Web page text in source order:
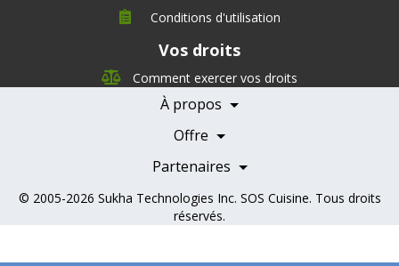
Conditions d'utilisation
Vos droits
Comment exercer vos droits
À propos
Direction
Nutrition
Offre
Témoignages
Partenaires
Nos partenaires
Devenir Partenaire
Professionnels de la santé
© 2005-2026 Sukha Technologies Inc. SOS Cuisine. Tous droits
réservés.